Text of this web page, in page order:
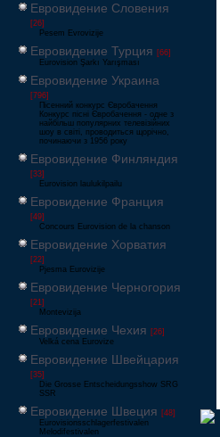
Евровидение Словения
[26]
Pesem Evrovizije
Евровидение Турция [66]
Eurovision Şarkı Yarışması
Евровидение Украина
[796]
Пісенний конкурс Євробачення
Конкурс пісні Євробачення - одне з
найбільш популярних телевізійних
шоу в світі, проводиться щорічно,
починаючи з 1956 року
Евровидение Финляндия
[33]
Eurovision laulukilpailu
Евровидение Франция
[49]
Concours Eurovision de la chanson
Евровидение Хорватия
[22]
Pjesma Eurovizije
Евровидение Черногория
[21]
Montevizija
Евровидение Чехия [26]
Velká cena Eurovize
Евровидение Швейцария
[35]
Die Grosse Entscheidungsshow SRG
SSR
Евровидение Швеция [48]
Eurovisionsschlagerfestivalen
Melodifestivalen